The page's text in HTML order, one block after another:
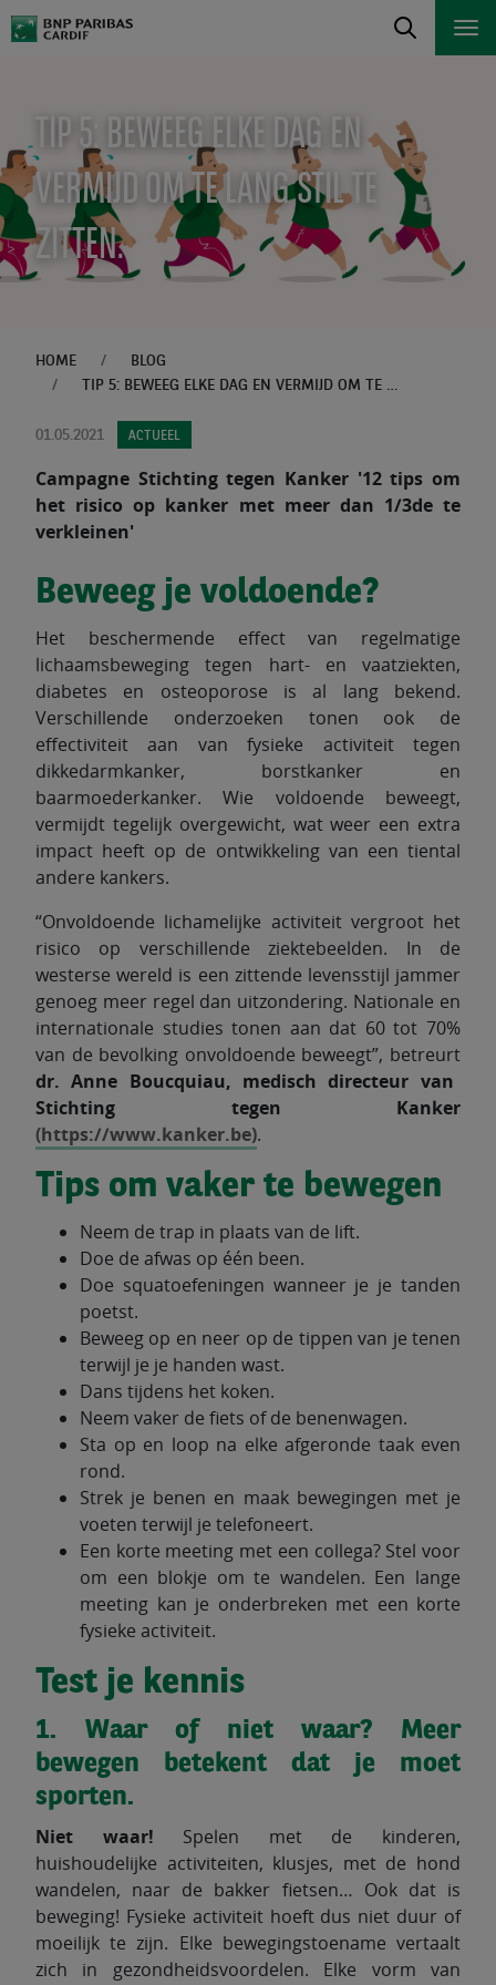
TIP 5: BEWEEG ELKE DAG EN
VERMIJD OM TE LANG STIL TE
ZITTEN.
HOME
BLOG
TIP 5: BEWEEG ELKE DAG EN VERMIJD OM TE LANG STIL TE ZITTEN.
01.05.2021 ACTUEEL
Campagne Stichting tegen Kanker '12 tips om
het risico op kanker met meer dan 1/3de te
verkleinen'
Beweeg je voldoende?
Het beschermende effect van regelmatige
lichaamsbeweging tegen hart- en vaatziekten,
diabetes en osteoporose is al lang bekend.
Verschillende onderzoeken tonen ook de
effectiviteit aan van fysieke activiteit tegen
dikkedarmkanker, borstkanker en
baarmoederkanker. Wie voldoende beweegt,
vermijdt tegelijk overgewicht, wat weer een extra
impact heeft op de ontwikkeling van een tiental
andere kankers.
“Onvoldoende lichamelijke activiteit vergroot het
risico op verschillende ziektebeelden. In de
westerse wereld is een zittende levensstijl jammer
genoeg meer regel dan uitzondering. Nationale en
internationale studies tonen aan dat 60 tot 70%
van de bevolking onvoldoende beweegt”, betreurt
dr. Anne Boucquiau, medisch directeur van
Stichting tegen Kanker
(https://www.kanker.be).
Tips om vaker te bewegen
Neem de trap in plaats van de lift.
Doe de afwas op één been.
Doe squatoefeningen wanneer je je tanden
poetst.
Beweeg op en neer op de tippen van je tenen
terwijl je je handen wast.
Dans tijdens het koken.
Neem vaker de fiets of de benenwagen.
Sta op en loop na elke afgeronde taak even
rond.
Strek je benen en maak bewegingen met je
voeten terwijl je telefoneert.
Een korte meeting met een collega? Stel voor
om een blokje om te wandelen. Een lange
meeting kan je onderbreken met een korte
fysieke activiteit.
Test je kennis
1. Waar of niet waar? Meer
bewegen betekent dat je moet
sporten.
Niet waar! Spelen met de kinderen,
huishoudelijke activiteiten, klusjes, met de hond
wandelen, naar de bakker fietsen… Ook dat is
beweging! Fysieke activiteit hoeft dus niet duur of
moeilijk te zijn. Elke bewegingstoename vertaalt
zich in gezondheidsvoordelen. Elke vorm van